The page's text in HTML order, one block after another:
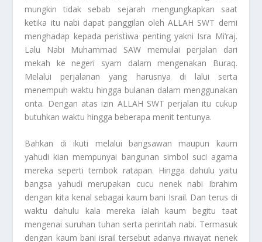
mungkin tidak sebab sejarah mengungkapkan saat
ketika itu nabi dapat panggilan oleh ALLAH SWT demi
menghadap kepada peristiwa penting yakni Isra Mi’raj.
Lalu Nabi Muhammad SAW memulai perjalan dari
mekah ke negeri syam dalam mengenakan Buraq.
Melalui perjalanan yang harusnya di lalui serta
menempuh waktu hingga bulanan dalam menggunakan
onta. Dengan atas izin ALLAH SWT perjalan itu cukup
butuhkan waktu hingga beberapa menit tentunya.
Bahkan di ikuti melalui bangsawan maupun kaum
yahudi kian mempunyai bangunan simbol suci agama
mereka seperti tembok ratapan. Hingga dahulu yaitu
bangsa yahudi merupakan cucu nenek nabi Ibrahim
dengan kita kenal sebagai kaum bani Israil. Dan terus di
waktu dahulu kala mereka ialah kaum begitu taat
mengenai suruhan tuhan serta perintah nabi. Termasuk
dengan kaum bani israil tersebut adanya riwayat nenek